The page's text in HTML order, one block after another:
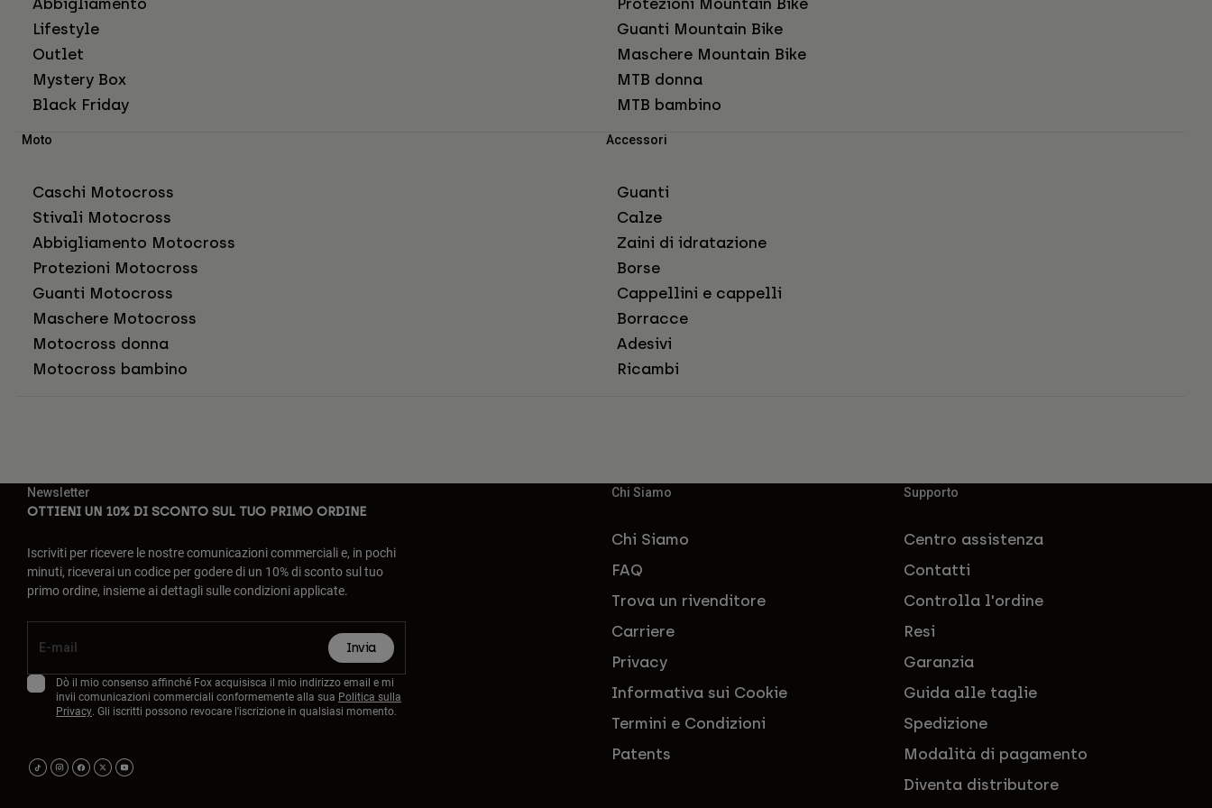
Lifestyle
Outlet
Mystery Box
Black Friday
Guanti Mountain Bike
Maschere Mountain Bike
MTB donna
MTB bambino
Moto
Caschi Motocross
Stivali Motocross
Abbigliamento Motocross
Protezioni Motocross
Guanti Motocross
Maschere Motocross
Motocross donna
Motocross bambino
Accessori
Guanti
Calze
Zaini di idratazione
Borse
Cappellini e cappelli
Borracce
Adesivi
Ricambi
Newsletter
OTTIENI UN 10% DI SCONTO SUL TUO PRIMO ORDINE
Iscriviti per ricevere le nostre comunicazioni commerciali e, in pochi
minuti, riceverai un codice per godere di un 10% di sconto sul tuo
primo ordine, insieme ai dettagli sulle condizioni applicate.
Invia
Dò il mio consenso affinché Fox acquisisca il mio indirizzo email e mi
invii comunicazioni commerciali conformemente alla sua Politica sulla
Privacy. Gli iscritti possono revocare l'iscrizione in qualsiasi momento.
Chi Siamo
Chi Siamo
FAQ
Trova un rivenditore
Carriere
Privacy
Informativa sui Cookie
Termini e Condizioni
Patents
Supporto
Centro assistenza
Contatti
Controlla l'ordine
Resi
Garanzia
Guida alle taglie
Spedizione
Modalità di pagamento
Diventa distributore